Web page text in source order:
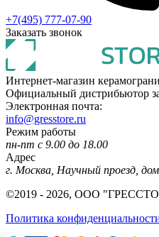
+7(495) 777-07-90
Заказать звонок
Интернет-магазин
Официальный дистрибьютор
Электронная почта:
info@gresstore.ru
Режим работы
пн-пт с 9.00 до 18.00
Адрес
г. Москва, Научный проезд,
©2019 - 2026, ООО
Политика